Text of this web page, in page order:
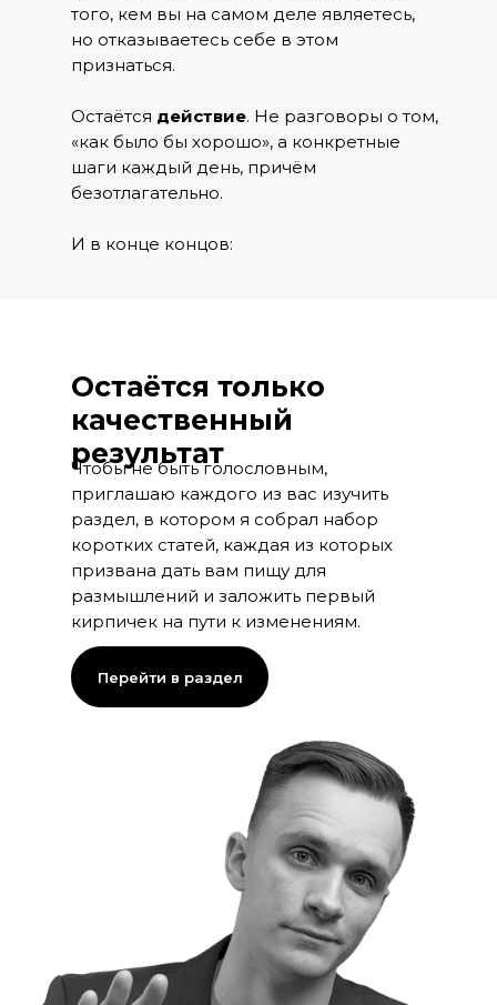
того, кем вы на самом деле являетесь,
но отказываетесь себе в этом
признаться.
Остаётся действие. Не разговоры о том,
«как было бы хорошо», а конкретные
шаги каждый день, причём
безотлагательно.
И в конце концов:
Остаётся только
качественный
результат
Чтобы не быть голословным,
приглашаю каждого из вас изучить
раздел, в котором я собрал набор
коротких статей, каждая из которых
призвана дать вам пищу для
размышлений и заложить первый
кирпичек на пути к изменениям.
Перейти в раздел